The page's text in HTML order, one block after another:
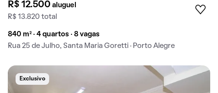
R$ 12.500aluguel
R$ 13.820 total
840 m² · 4 quartos · 8 vagas
Rua 25 de Julho, Santa Maria Goretti · Porto Alegre
Exclusivo